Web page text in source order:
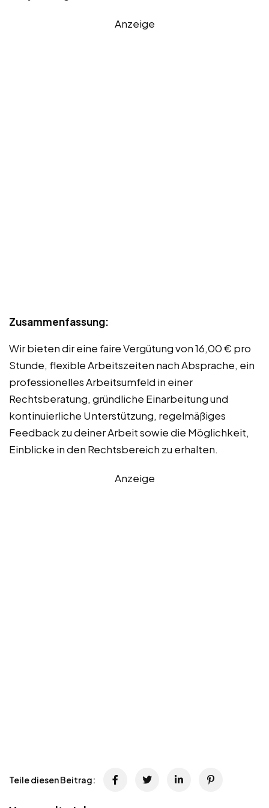
Anzeige
Zusammenfassung:
Wir bieten dir eine faire Vergütung von 16,00 € pro
Stunde, flexible Arbeitszeiten nach Absprache, ein
professionelles Arbeitsumfeld in einer
Rechtsberatung, gründliche Einarbeitung und
kontinuierliche Unterstützung, regelmäßiges
Feedback zu deiner Arbeit sowie die Möglichkeit,
Einblicke in den Rechtsbereich zu erhalten.
Anzeige
Teile diesen Beitrag: